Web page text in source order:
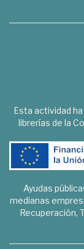
Esta actividad
librerías de la
Ayudas
medianas
Recuperación,